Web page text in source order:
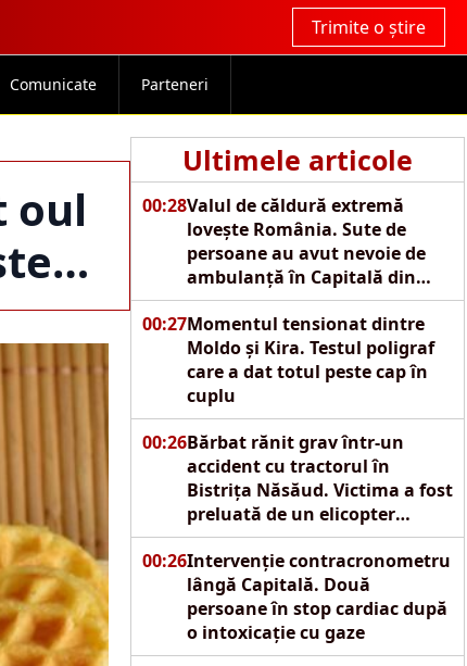
Trimite o știre
Comunicate Parteneri
oul
Ultimele articole
00:28Valul de căldură extremă
lovește România. Sute de
persoane au avut nevoie de
ambulanță în Capitală din
cauza caniculei
00:27Momentul tensionat dintre
Moldo și Kira. Testul poligraf
care a dat totul peste cap în
cuplu
00:26Bărbat rănit grav într-un
accident cu tractorul în
Bistrița Năsăud. Victima a fost
preluată de un elicopter
SMURD
00:26Intervenție contracronometru
lângă Capitală. Două
persoane în stop cardiac după
o intoxicație cu gaze